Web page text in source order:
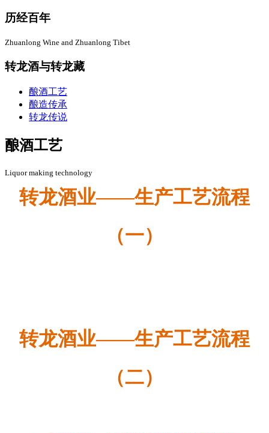
历经百年
Zhuanlong Wine and Zhuanlong Tibet
转龙酒与转龙藏
酿酒工艺
酿造传承
转龙传说
酿酒工艺
Liquor making technology
转龙酒业——生产工艺流程
（一）
转龙酒业——生产工艺流程
（二）